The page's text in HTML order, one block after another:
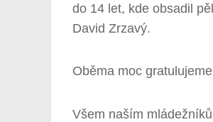
do 14 let, kde obsadil
David Zrzavý.
Oběma moc
Všem naším